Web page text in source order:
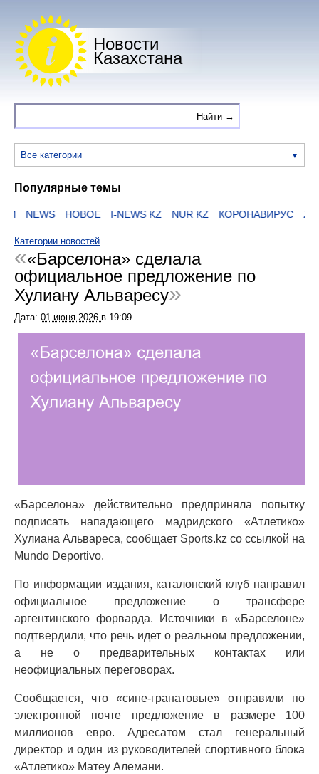
Новости
Казахстана
Все категории
Популярные темы
NEWS НОВОЕ I-NEWS KZ NUR KZ КОРОНАВИРУС
Категории новостей
«Барселона» сделала
официальное предложение по
Хулиану Альваресу
Дата: 01 июня 2026 в 19:09
«Барселона» действительно предприняла попытку
подписать нападающего мадридского «Атлетико»
Хулиана Альвареса, сообщает Sports.kz со ссылкой на
Mundo Deportivo.
По информации издания, каталонский клуб направил
официальное предложение о трансфере
аргентинского форварда. Источники в «Барселоне»
подтвердили, что речь идет о реальном предложении,
а не о предварительных контактах или
неофициальных переговорах.
Сообщается, что «сине-гранатовые» отправили по
электронной почте предложение в размере 100
миллионов евро. Адресатом стал генеральный
директор и один из руководителей спортивного блока
«Атлетико» Матеу Алемани.